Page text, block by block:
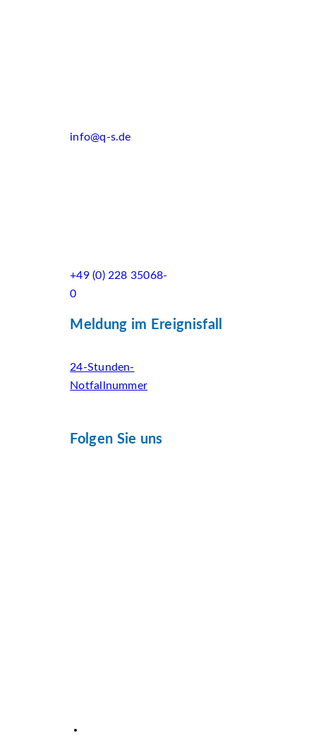
info@q-s.de
+49 (0) 228 35068-
0
Meldung im Ereignisfall
24-Stunden-
Notfallnummer
Folgen Sie uns